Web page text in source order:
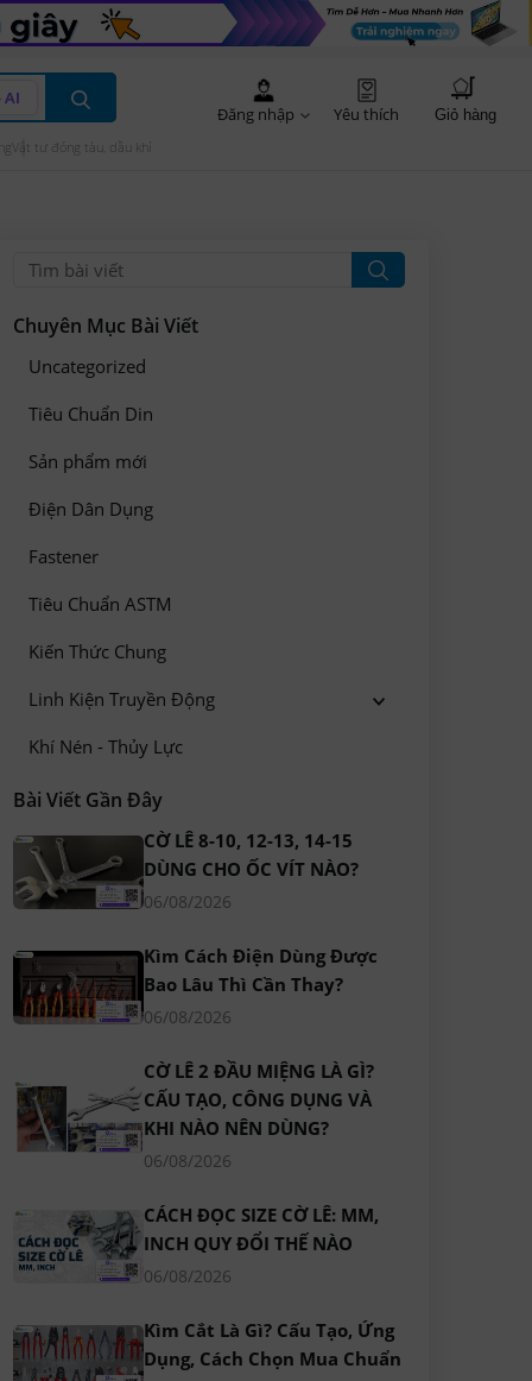
AI
Đăng nhập Yêu thích Giỏ hàng
Vật tư đóng tàu, dầu khí
Chuyên Mục Bài Viết
Uncategorized
Tiêu Chuẩn Din
Sản phẩm mới
Điện Dân Dụng
Fastener
Tiêu Chuẩn ASTM
Kiến Thức Chung
Linh Kiện Truyền Động
Khí Nén - Thủy Lực
Bài Viết Gần Đây
CỜ LÊ 8-10, 12-13, 14-15
DÙNG CHO ỐC VÍT NÀO?
06/08/2026
Kìm Cách Điện Dùng Được
Bao Lâu Thì Cần Thay?
06/08/2026
CỜ LÊ 2 ĐẦU MIỆNG LÀ GÌ?
CẤU TẠO, CÔNG DỤNG VÀ
KHI NÀO NÊN DÙNG?
06/08/2026
CÁCH ĐỌC SIZE CỜ LÊ: MM,
INCH QUY ĐỔI THẾ NÀO
06/08/2026
Kìm Cắt Là Gì? Cấu Tạo, Ứng
Dụng, Cách Chọn Mua Chuẩn